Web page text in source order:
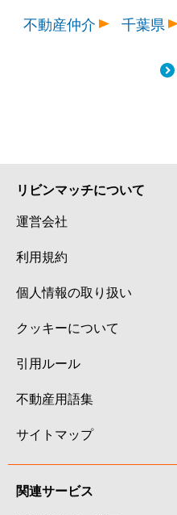
不動産仲介
千葉県
リビンマッチについて
運営会社
利用規約
個人情報の取り扱い
クッキーについて
引用ルール
不動産用語集
サイトマップ
関連サービス